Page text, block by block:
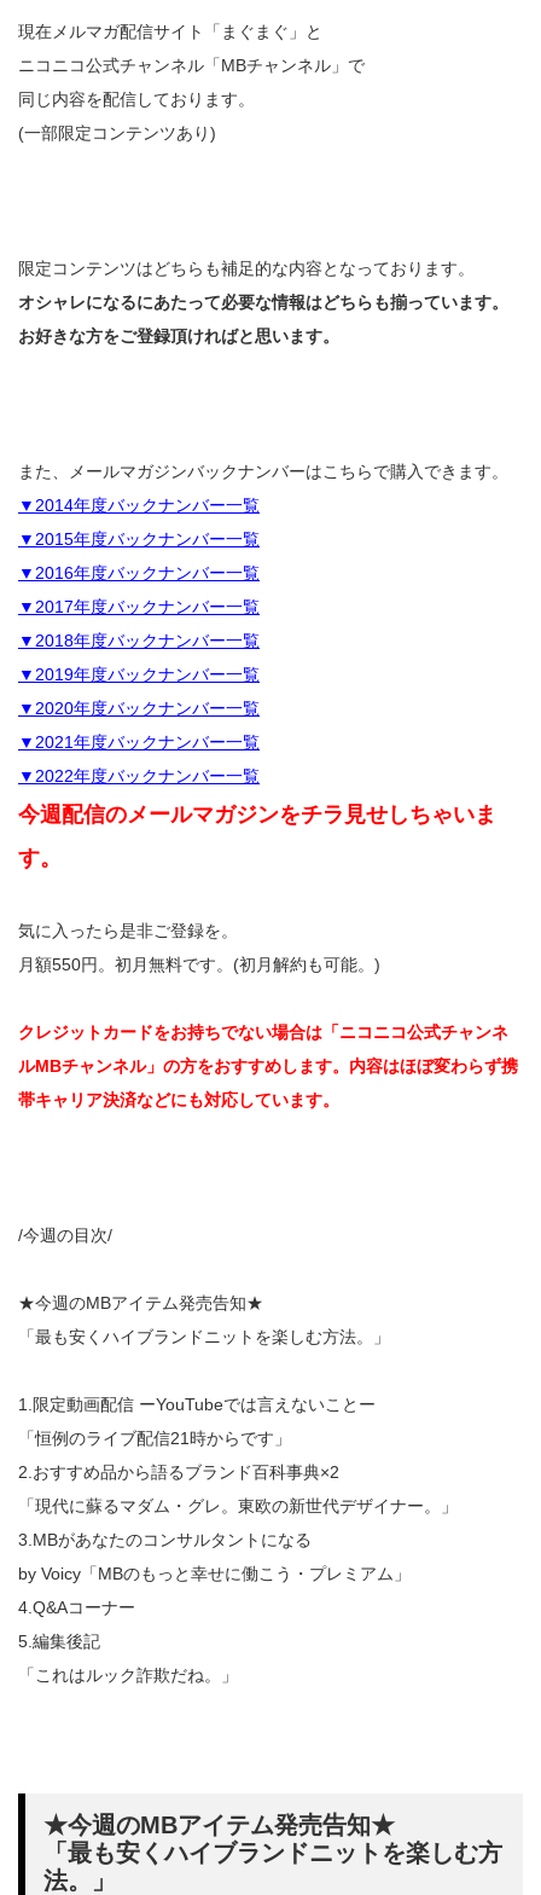
現在メルマガ配信サイト「まぐまぐ」と
ニコニコ公式チャンネル「MBチャンネル」で
同じ内容を配信しております。
(一部限定コンテンツあり)
限定コンテンツはどちらも補足的な内容となっております。
オシャレになるにあたって必要な情報はどちらも揃っています。
お好きな方をご登録頂ければと思います。
また、メールマガジンバックナンバーはこちらで購入できます。
▼2014年度バックナンバー一覧
▼2015年度バックナンバー一覧
▼2016年度バックナンバー一覧
▼2017年度バックナンバー一覧
▼2018年度バックナンバー一覧
▼2019年度バックナンバー一覧
▼2020年度バックナンバー一覧
▼2021年度バックナンバー一覧
▼2022年度バックナンバー一覧
今週配信のメールマガジンをチラ見せしちゃいま
す。
気に入ったら是非ご登録を。
月額550円。初月無料です。(初月解約も可能。)
クレジットカードをお持ちでない場合は「ニコニコ公式チャンネ
ルMBチャンネル」の方をおすすめします。内容はほぼ変わらず携
帯キャリア決済などにも対応しています。
/今週の目次/
★今週のMBアイテム発売告知★
「最も安くハイブランドニットを楽しむ方法。」
1.限定動画配信 ーYouTubeでは言えないことー
「恒例のライブ配信21時からです」
2.おすすめ品から語るブランド百科事典×2
「現代に蘇るマダム・グレ。東欧の新世代デザイナー。」
3.MBがあなたのコンサルタントになる
by Voicy「MBのもっと幸せに働こう・プレミアム」
4.Q&Aコーナー
5.編集後記
「これはルック詐欺だね。」
★今週のMBアイテム発売告知★
「最も安くハイブランドニットを楽しむ方
法。」